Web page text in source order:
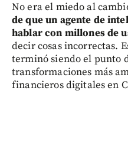
No era el miedo al
de que un agente de
hablar con millones de
decir cosas incorrectas.
terminó siendo el punto
transformaciones más
financieros digitales en